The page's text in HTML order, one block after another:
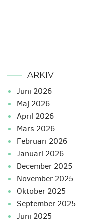
ARKIV
juni 2026
maj 2026
april 2026
mars 2026
februari 2026
januari 2026
december 2025
november 2025
oktober 2025
september 2025
juni 2025